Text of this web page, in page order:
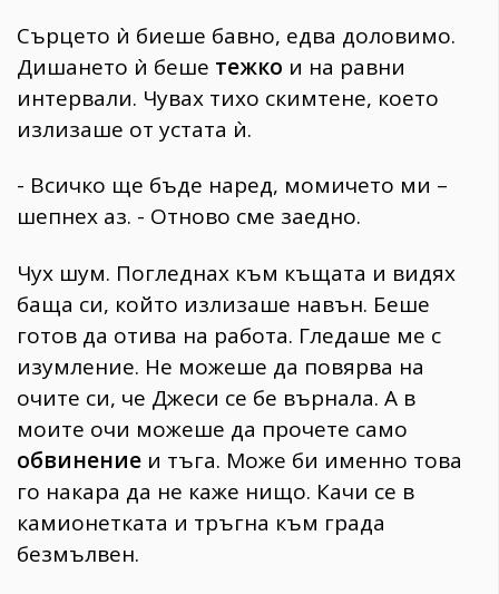
Сърцето ѝ биеше бавно, едва доловимо.
Дишането ѝ беше тежко и на равни
интервали. Чувах тихо скимтене, което
излизаше от устата ѝ.
- Всичко ще бъде наред, момичето ми –
шепнех аз. - Отново сме заедно.
Чух шум. Погледнах към къщата и видях
баща си, който излизаше навън. Беше
готов да отива на работа. Гледаше ме с
изумление. Не можеше да повярва на
очите си, че Джеси се бе върнала. А в
моите очи можеше да прочете само
обвинение и тъга. Може би именно това
го накара да не каже нищо. Качи се в
камионетката и тръгна към града
безмълвен.